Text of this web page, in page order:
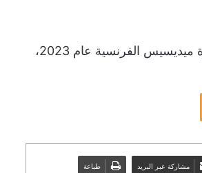
فازت آخر أعمال هانغ كانغ، رواية “لا أقل وداعاً” (I Do Not Bid Farewell)، بجائزة ميديسيس الفرنسية عام 2023،
مشاركة عبر البريد طباعة